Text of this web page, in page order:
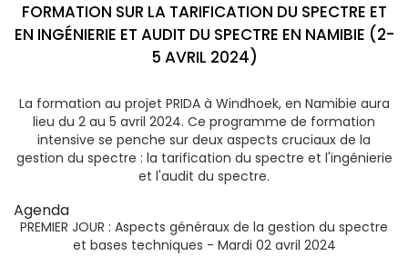
FORMATION SUR LA TARIFICATION DU SPECTRE ET
EN INGÉNIERIE ET AUDIT DU SPECTRE EN NAMIBIE (2-
5 AVRIL 2024)
La formation au projet PRIDA à Windhoek, en Namibie aura
lieu du 2 au 5 avril 2024. Ce programme de formation
intensive se penche sur deux aspects cruciaux de la
gestion du spectre : la tarification du spectre et l'ingénierie
et l'audit du spectre.
Agenda
PREMIER JOUR : Aspects généraux de la gestion du spectre
et bases techniques - Mardi 02 avril 2024